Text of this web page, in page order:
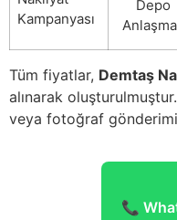
Kampanyası
Depo
Tüm fiyatlar, Demtaş
alınarak
veya fotoğraf
📞